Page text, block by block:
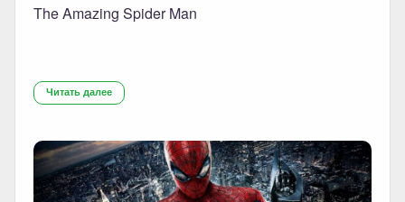
The Amazing Spider Man
Читать далее